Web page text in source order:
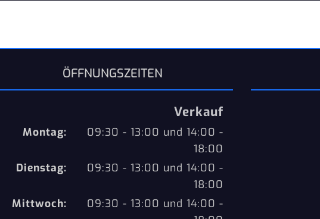
ÖFFNUNGSZEITEN
Verkauf
Montag:
09:30 - 13:00 und 14:00 -
18:00
Dienstag:
09:30 - 13:00 und 14:00 -
18:00
Mittwoch:
09:30 - 13:00 und 14:00 -